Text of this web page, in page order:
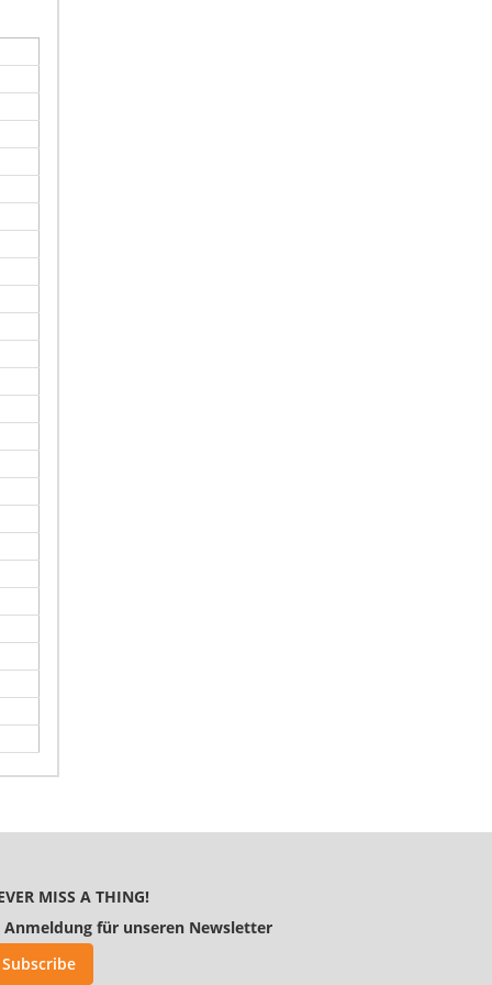
MISS A THING!
Anmeldung für unseren Newsletter
Subscribe